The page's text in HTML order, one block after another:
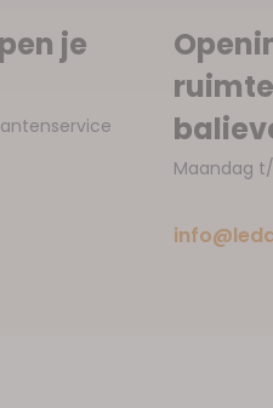
je
Maandag